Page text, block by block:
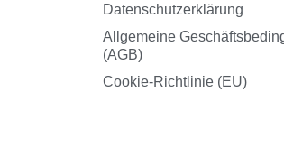
Datenschutzerklärung
Allgemeine
(AGB)
Cookie-Richtlinie (EU)